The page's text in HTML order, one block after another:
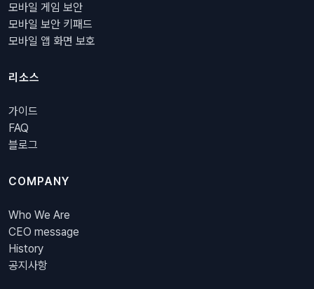
모바일 게임 보안
모바일 보안 키패드
모바일 앱 화면 보호
리소스
가이드
FAQ
블로그
COMPANY
Who We Are
CEO message
History
공지사항